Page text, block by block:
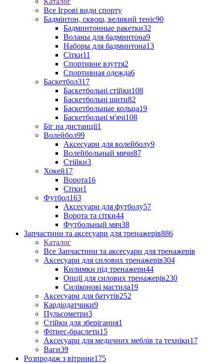
Все Ігрові види спорту
Бадмінтон, сквош, великий теніс90
Бадминтонные ракетки32
Воланы для бадминтона9
Наборы для бадминтона13
Сітки11
Спортивне взуття2
Спортивная одежда6
Баскетбол317
Баскетбольні стійки108
Баскетбольні щити82
Баскетбольные кольца19
Баскетбольні м'ячі108
Біг на дистанції1
Волейбол99
Аксесуари для волейболу9
Волейбольный мячи87
Стійки3
Хокей17
Ворота16
Сітки1
Футбол163
Аксесуари для футболу57
Ворота та сітки44
Футбольный мяч38
Запчастини та аксесуари для тренажерів886
Каталог
Все Запчастини та аксесуари для тренажерів
Аксесуари для силових тренажерів304
Килимки під тренажери44
Опції для силових тренажерів230
Силіконові мастила19
Аксесуари для батутів252
Кардіодатчики9
Пульсометри3
Стійки для зберігання1
Фітнес-браслети15
Аксесуари для медичних меблів та техніки17
Ваги39
Розпродаж з вітрини175